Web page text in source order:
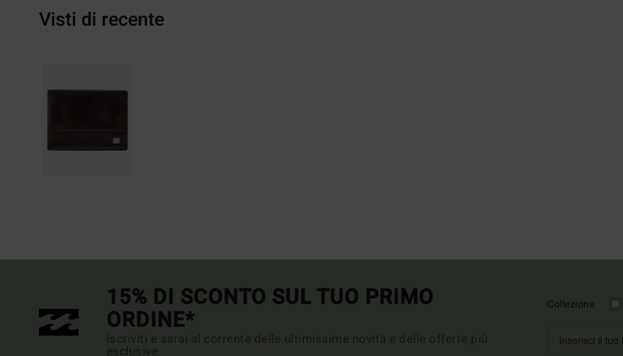
Visti di recente
15% DI SCONTO SUL TUO PRIMO
ORDINE*
Iscriviti e sarai al corrente delle ultimissime novità e delle offerte più
esclusive.
Collezione